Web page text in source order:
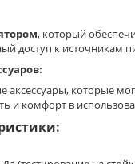
, который
доступ к источникам
аксессуары, которые
и комфорт в